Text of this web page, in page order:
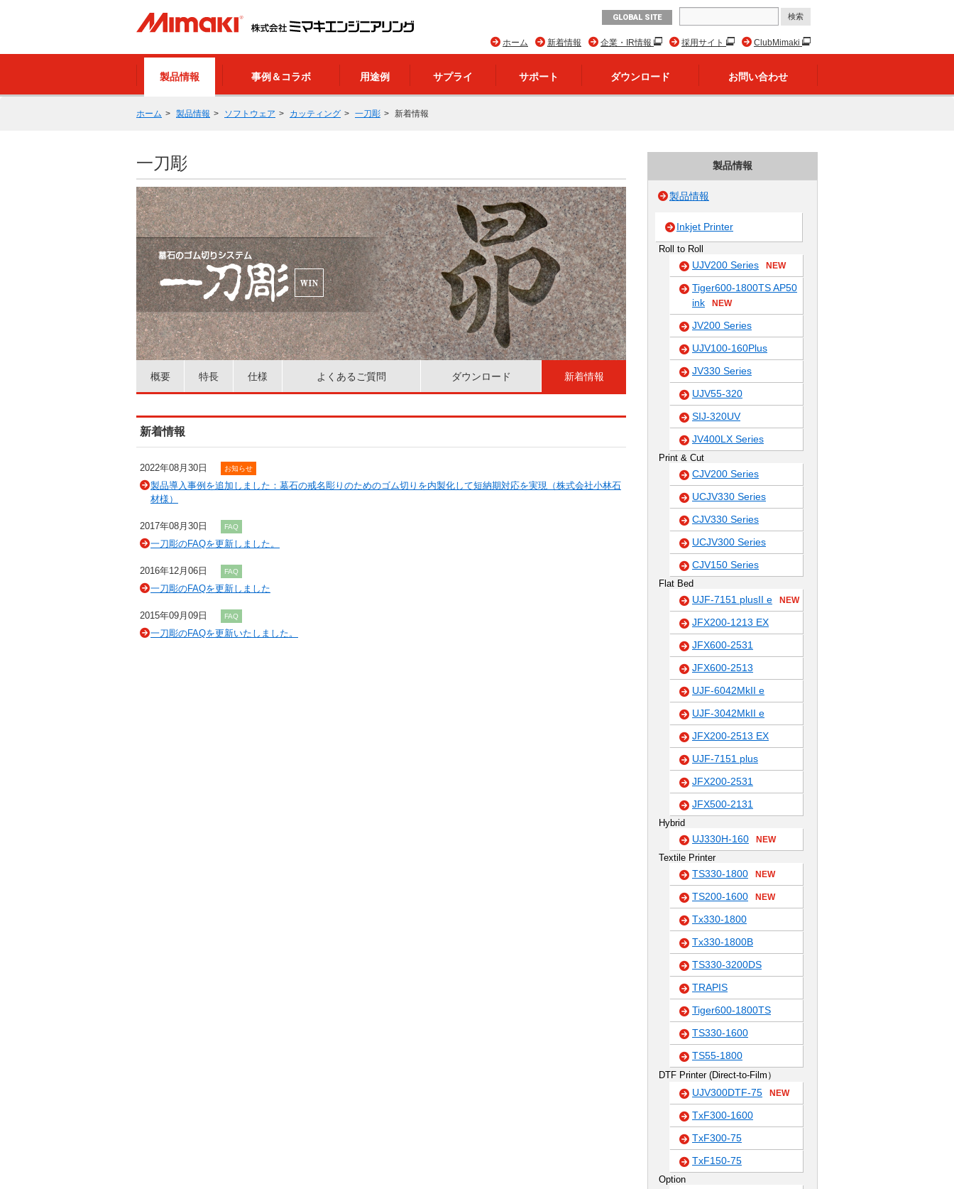
GLOBAL SITE
ClubMimaki
採用サイト
企業・IR情報
新着情報
ホーム
製品情報 事例＆コラボ 用途例 サプライ サポート ダウンロード お問い合わせ
ホーム 製品情報 ソフトウェア カッティング 一刀彫 新着情報
一刀彫
概要 特長 仕様 よくあるご質問 ダウンロード 新着情報
新着情報
2022年08月30日 お知らせ
製品導入事例を追加しました：墓石の戒名彫りのためのゴム切りを内製化して短納期対応を実現（株式会社小林石
材様）
2017年08月30日 FAQ
一刀彫のFAQを更新しました。
2016年12月06日 FAQ
一刀彫のFAQを更新しました
2015年09月09日 FAQ
一刀彫のFAQを更新いたしました。
製品情報
製品情報
Inkjet Printer
Roll to Roll
UJV200 Series NEW
Tiger600-1800TS AP50
ink
NEW
JV200 Series
UJV100-160Plus
JV330 Series
UJV55-320
SIJ-320UV
JV400LX Series
Print & Cut
CJV200 Series
UCJV330 Series
CJV330 Series
UCJV300 Series
CJV150 Series
Flat Bed
UJF-7151 plusII e NEW
JFX200-1213 EX
JFX600-2531
JFX600-2513
UJF-6042MkII e
UJF-3042MkII e
JFX200-2513 EX
UJF-7151 plus
JFX200-2531
JFX500-2131
Hybrid
UJ330H-160 NEW
Textile Printer
TS330-1800 NEW
TS200-1600 NEW
Tx330-1800
Tx330-1800B
TS330-3200DS
TRAPIS
Tiger600-1800TS
TS330-1600
TS55-1800
DTF Printer (Direct-to-Film）
UJV300DTF-75 NEW
TxF300-1600
TxF300-75
TxF150-75
Option